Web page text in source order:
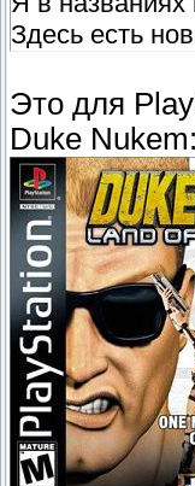
Здесь есть
Это для
Duke